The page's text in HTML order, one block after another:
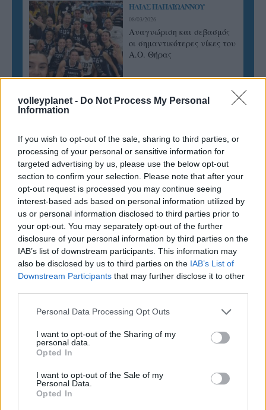
volleyplanet - Do Not Process My Personal
Information
If you wish to opt-out of the sale, sharing to third parties, or
processing of your personal or sensitive information for
targeted advertising by us, please use the below opt-out
section to confirm your selection. Please note that after your
opt-out request is processed you may continue seeing
interest-based ads based on personal information utilized by
us or personal information disclosed to third parties prior to
your opt-out. You may separately opt-out of the further
disclosure of your personal information by third parties on the
IAB’s list of downstream participants. This information may
also be disclosed by us to third parties on the IAB’s List of
Downstream Participants that may further disclose it to other
Please note that this website/app uses one or more Google
not limited to your visit or usage behaviour. You may click to
grant or deny consent to Google and its third-party tags to
use your data for below specified purposes in below Google
consent section.
Personal Data Processing Opt Outs
I want to opt-out of the Sharing of my
personal data.
Opted In
I want to opt-out of the Sale of my
Personal Data.
Opted In
ΗΛΙΑΣ ΠΑΠΑΪΩΑΝΝΟΥ
08/03/2026
Αναγνώριση και σεβασμός
οι σημαντικότερες νίκες του
Α.Ο. Θήρας